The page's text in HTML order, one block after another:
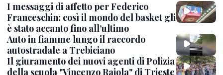
I messaggi di affetto per Federico
Franceschin: così il mondo del basket gli
è stato accanto fino all’ultimo
Auto in fiamme lungo il raccordo
autostradale a Trebiciano
Il giuramento dei nuovi agenti di Polizia
della scuola "Vincenzo Raiola" di Trieste